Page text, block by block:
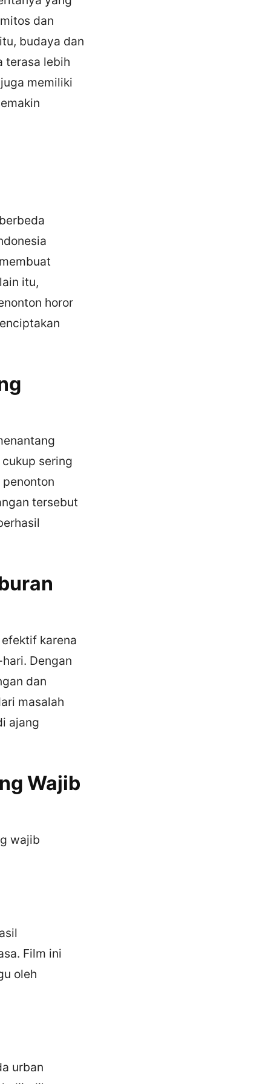
dan
budaya dan
terasa lebih
memiliki
itu,
horor
sering
tersebut
karena
Dengan
dan
masalah
ajang
Wajib
wajib
Film ini
oleh
urban